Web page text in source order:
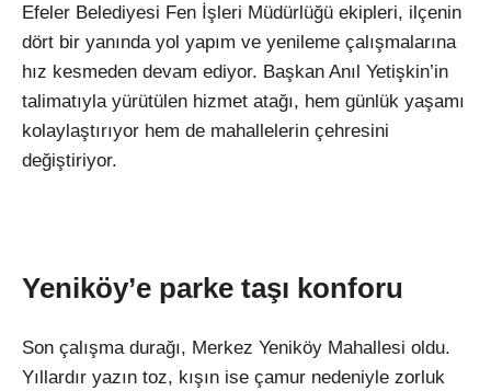
TikTok
Efeler Belediyesi Fen İşleri Müdürlüğü ekipleri, ilçenin
dört bir yanında yol yapım ve yenileme çalışmalarına
hız kesmeden devam ediyor. Başkan Anıl Yetişkin’in
talimatıyla yürütülen hizmet atağı, hem günlük yaşamı
kolaylaştırıyor hem de mahallelerin çehresini
değiştiriyor.
Yeniköy’e parke taşı konforu
Son çal ışma durağı, Merkez Yeniköy Mahallesi oldu.
Yıllardır yazın toz, kışın ise çamur nedeniyle zorluk